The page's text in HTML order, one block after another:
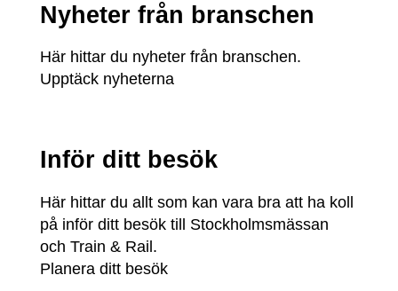
Nyheter från branschen
Här hittar du nyheter från branschen.
Upptäck nyheterna
Inför ditt besök
Här hittar du allt som kan vara bra att ha koll
på inför ditt besök till Stockholmsmässan
och Train & Rail.
Planera ditt besök